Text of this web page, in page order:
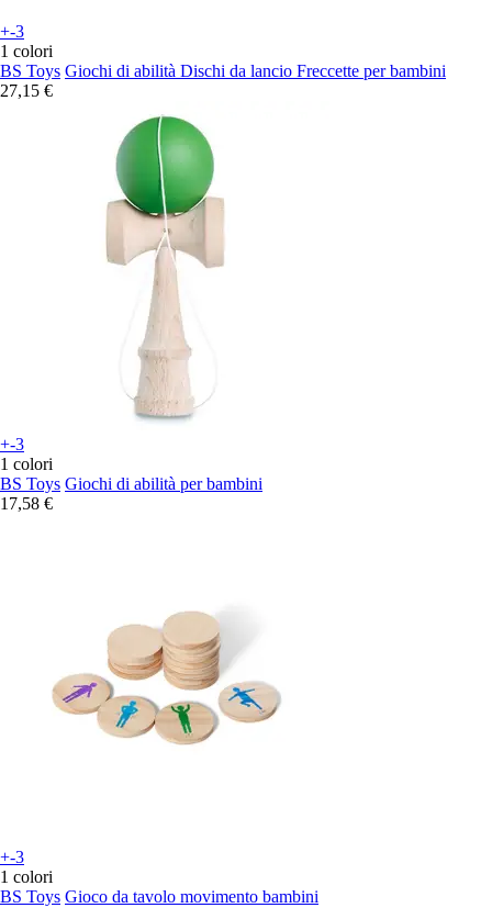
+-3
1 colori
BS Toys Giochi di abilità Dischi da lancio Freccette per bambini
27,15 €
+-3
1 colori
BS Toys Giochi di abilità per bambini
17,58 €
+-3
1 colori
BS Toys Gioco da tavolo movimento bambini